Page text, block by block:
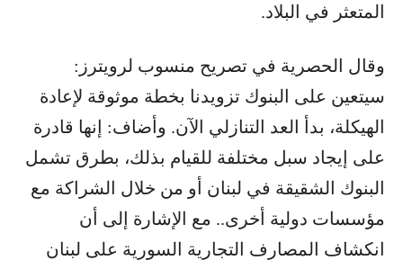
المتعثر في البلاد.
وقال الحصرية في تصريح منسوب لرويترز:
سيتعين على البنوك تزويدنا بخطة موثوقة لإعادة
الهيكلة، بدأ العد التنازلي الآن. وأضاف: إنها قادرة
على إيجاد سبل مختلفة للقيام بذلك، بطرق تشمل
البنوك الشقيقة في لبنان أو من خلال الشراكة مع
مؤسسات دولية أخرى.. مع الإشارة إلى أن
انكشاف المصارف التجارية السورية على لبنان